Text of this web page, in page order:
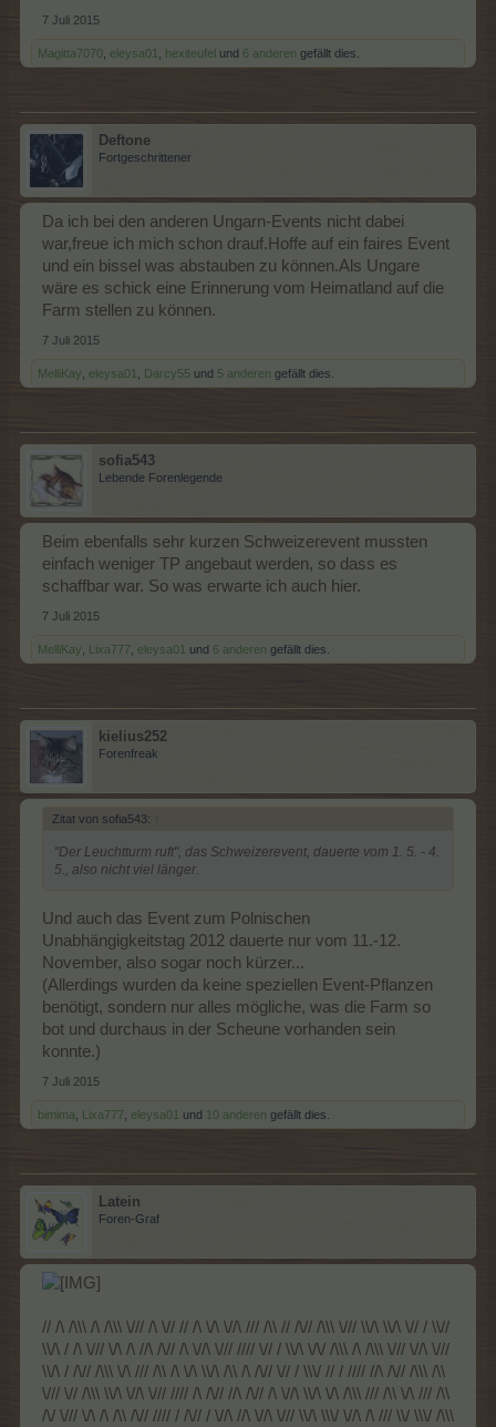
7 Juli 2015
Magitta7070 eleysa01 hexiteufel und 6 anderen gefällt dies.
Deftone
Fortgeschrittener
Da ich bei den anderen Ungarn-Events nicht dabei
war,freue ich mich schon drauf.Hoffe auf ein faires Event
und ein bissel was abstauben zu können.Als Ungare
wäre es schick eine Erinnerung vom Heimatland auf die
Farm stellen zu können.
7 Juli 2015
MelliKay eleysa01 Darcy55 und 5 anderen gefällt dies.
sofia543
Lebende Forenlegende
Beim ebenfalls sehr kurzen Schweizerevent mussten
einfach weniger TP angebaut werden, so dass es
schaffbar war. So was erwarte ich auch hier.
7 Juli 2015
MelliKay Lixa777 eleysa01 und 6 anderen gefällt dies.
kielius252
Forenfreak
Zitat von sofia543: ↑
"Der Leuchtturm ruft", das Schweizerevent, dauerte vom 1. 5. - 4.
5., also nicht viel länger.
Und auch das Event zum Polnischen
Unabhängigkeitstag 2012 dauerte nur vom 11.-12.
November, also sogar noch kürzer...
(Allerdings wurden da keine speziellen Event-Pflanzen
benötigt, sondern nur alles mögliche, was die Farm so
bot und durchaus in der Scheune vorhanden sein
konnte.)
7 Juli 2015
bimima Lixa777 eleysa01 und 10 anderen gefällt dies.
Latein
Foren-Graf
// /\ /\\\ /\ /\\\ \/// /\ \// // /\ \/\ \//\ /// /\\ // /\// /\\\ \/// \\/\ \\/\ \// / \\//
\\/\ / /\ \/// \/\ /\ //\ /\// /\ \//\ \/// //// \// / \\/\ \/\/ /\\\ /\ /\\\ \/// \//\ \///
\\/\ / /\// /\\\ \/\ /// /\\ /\ \/\ \\/\ /\\ /\ /\// \// / \\\/ // / //// //\ /\// /\\\ /\\
\/// \// /\\\ \\/\ \//\ \/// //// /\ /\// //\ /\// /\ \//\ \\/\ \/\ /\\\ /// /\\ \/\ /// /\\
/\/ \/// \/\ /\ /\\ /\// //// / /\// / \//\ //\ \//\ \/// \\/\ \\\/ \//\ /\ /// \\/ \\\/ /\\\